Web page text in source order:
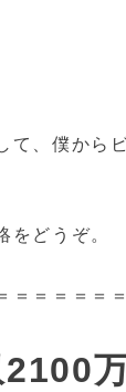
て、僕から
をどうぞ。
＝＝＝＝＝